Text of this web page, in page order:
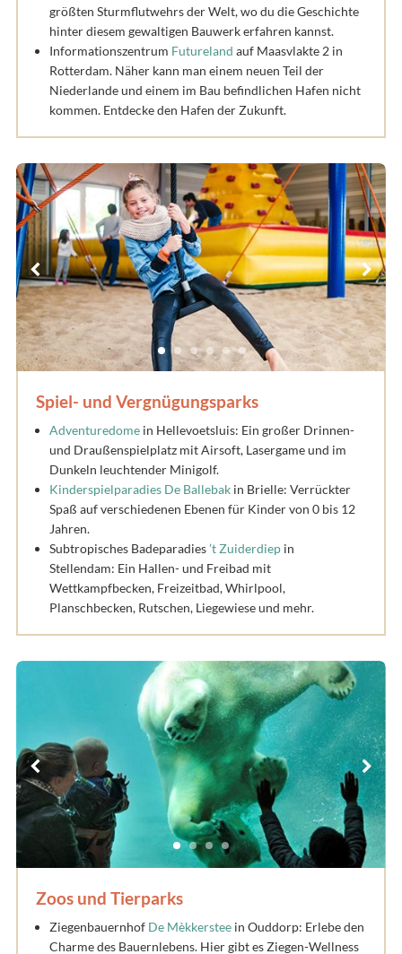
größten Sturmflutwehrs der Welt, wo du die Geschichte
hinter diesem gewaltigen Bauwerk erfahren kannst.
Informationszentrum Futureland auf Maasvlakte 2 in
Rotterdam. Näher kann man einem neuen Teil der
Niederlande und einem im Bau befindlichen Hafen nicht
kommen. Entdecke den Hafen der Zukunft.
Spiel- und Vergnügungsparks
Adventuredome in Hellevoetsluis: Ein großer Drinnen-
und Draußenspielplatz mit Airsoft, Lasergame und im
Dunkeln leuchtender Minigolf.
Kinderspielparadies De Ballebak in Brielle: Verrückter
Spaß auf verschiedenen Ebenen für Kinder von 0 bis 12
Jahren.
Subtropisches Badeparadies’t Zuiderdiep in
Stellendam: Ein Hallen- und Freibad mit
Wettkampfbecken, Freizeitbad, Whirlpool,
Planschbecken, Rutschen, Liegewiese und mehr.
Zoos und Tierparks
Ziegenbauernhof De Mèkkerstee in Ouddorp: Erlebe den
Charme des Bauernlebens. Hier gibt es Ziegen-Wellness